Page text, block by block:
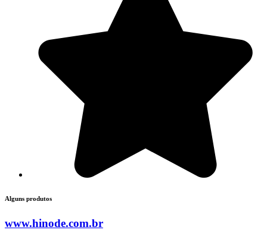
Alguns produtos
www.hinode.com.br